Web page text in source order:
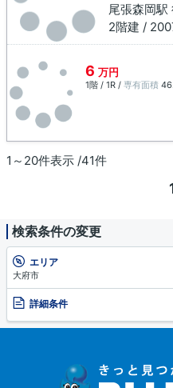
尾張森岡駅
2階建 /
6 万円
1階 / 1R / 専有面積
1～20件表示 /41件
検索条件の変更
エリア
大府市
詳細条件